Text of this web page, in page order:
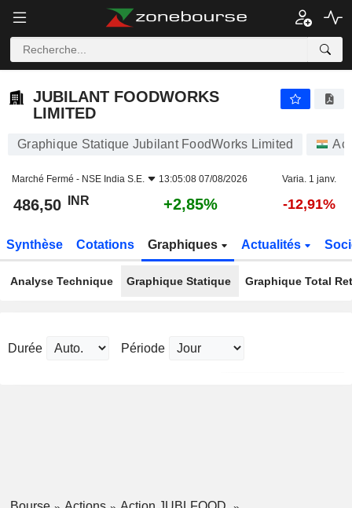
JUBILANT FOODWORKS
LIMITED
Graphique Statique Jubilant FoodWorks Limited
Marché Fermé - NSE India S.E. 13:05:08 07/08/2026 Varia. 1 janv.
486,50 INR +2,85% -12,91%
Synthèse Cotations Graphiques Actualités
Analyse Technique Graphique Statique Graphique Total
Durée Période